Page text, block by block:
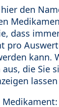
den
dass
pro
kann.
aus, die Sie
Medikament: